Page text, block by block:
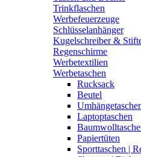
Trinkflaschen
Werbefeuerzeuge
Schlüsselanhänger
Kugelschreiber &
Regenschirme
Werbetextilien
Werbetaschen
Rucksack
Beutel
Laptoptaschen
Papiertüten
Sporttaschen |